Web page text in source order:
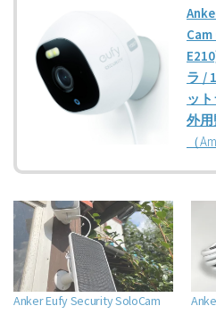
ラ /
ッ
外用
（
Anker Eufy Security SoloCam